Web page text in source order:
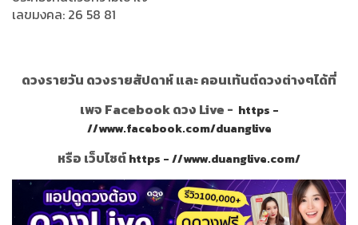
เลขมงคล: 26 58 81
ดวงรายวัน ดวงรายสัปดาห์ และ คอนเท้นต์ดวงต่างๆได้ที่
เพจ Facebook ดวง Live - https -
//www.facebook.com/duanglive
หรือ เว็บไซต์https - //www.duanglive.com/